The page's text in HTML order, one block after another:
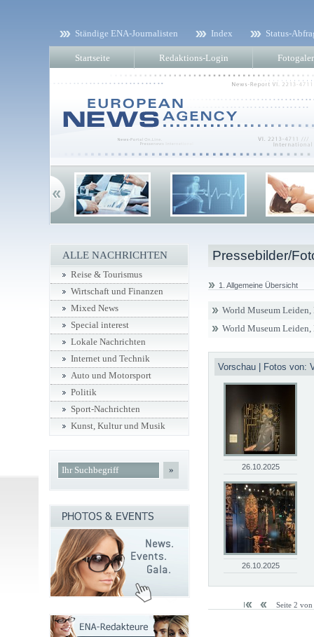
Ständige ENA-Journalisten Index Status-
Startseite Redaktions-Login
Pressebilder/
1. Allgemeine Übersicht
World Museum Leiden,
World Museum Leiden,
Vorschau | Fotos von:
26.10.2025
26.10.2025
Seite 2 von
ALLE NACHRICHTEN
Reise & Tourismus
Wirtschaft und Finanzen
Mixed News
Special interest
Lokale Nachrichten
Internet und Technik
Auto und Motorsport
Politik
Sport-Nachrichten
Kunst, Kultur und Musik
»